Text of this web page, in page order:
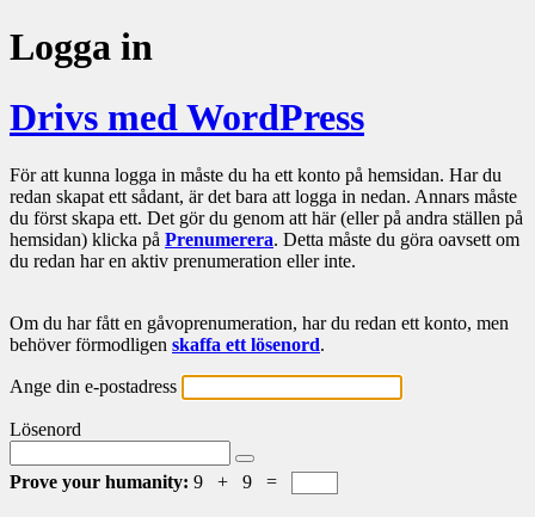
Logga in
Drivs med WordPress
För att kunna logga in måste du ha ett konto på hemsidan. Har du
redan skapat ett sådant, är det bara att logga in nedan. Annars måste
du först skapa ett. Det gör du genom att här (eller på andra ställen på
hemsidan) klicka på Prenumerera. Detta måste du göra oavsett om
du redan har en aktiv prenumeration eller inte.
Om du har fått en gåvoprenumeration, har du redan ett konto, men
behöver förmodligen skaffa ett lösenord.
Ange din e-postadress
Lösenord
Prove your humanity: 9 + 9 =